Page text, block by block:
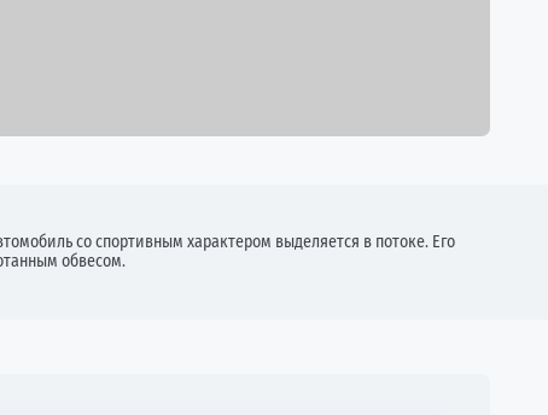
со спортивным характером выделяется в потоке. Его
обвесом.